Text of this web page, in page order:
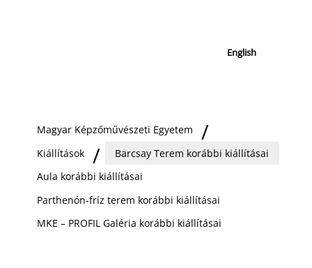
English
Magyar Képzőművészeti Egyetem
Kiállítások
Barcsay Terem korábbi kiállításai
Aula korábbi kiállításai
Parthenón-fríz terem korábbi kiállításai
MKE – PROFIL Galéria korábbi kiállításai